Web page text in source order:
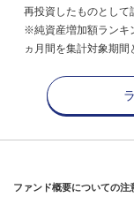
再投資したものとして
※純資産増加額ランキ
ヵ月間を集計対象期間
ファンド概要についての注